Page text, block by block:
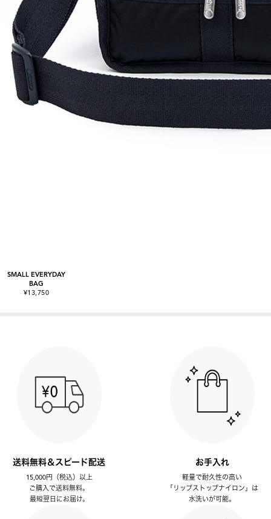
SMALL EVERYDAY
BAG
¥13,750
送料無料＆スピード配送
15,000円（税込）以上
ご購入で送料無料。
最短翌日にお届け。
お手入れ
軽量で耐久性の高い
「リップストップナイロン」は
水洗いが可能。